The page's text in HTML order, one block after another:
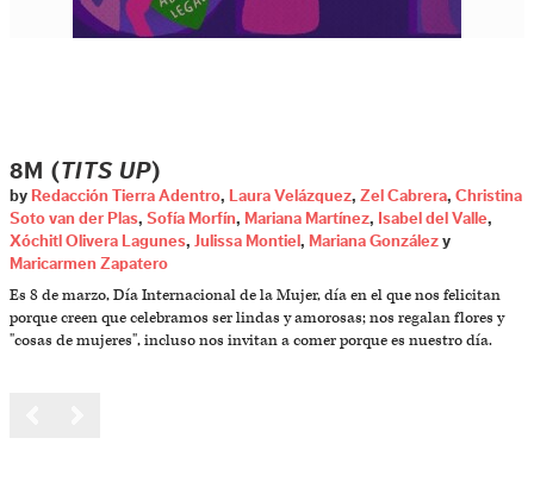
8M (TITS UP)
by Redacción Tierra Adentro, Laura Velázquez, Zel Cabrera, Christina
Soto van der Plas, Sofía Morfín, Mariana Martínez, Isabel del Valle,
Xóchitl Olivera Lagunes, Julissa Montiel , Mariana González y
Maricarmen Zapatero
Es 8 de marzo, Día Internacional de la Mujer, día en el que nos felicitan
porque creen que celebramos ser lindas y amorosas; nos regalan flores y
"cosas de mujeres", incluso nos invitan a comer porque es nuestro día.